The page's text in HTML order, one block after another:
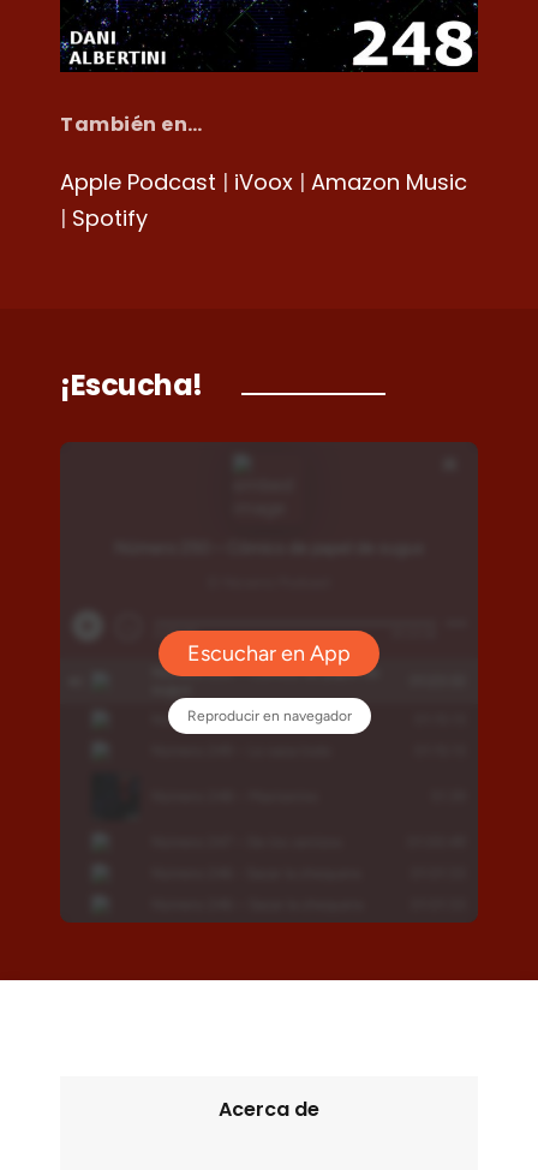
También en…
Apple Podcast | iVoox | Amazon Music
| Spotify
¡Escucha!
Acerca de